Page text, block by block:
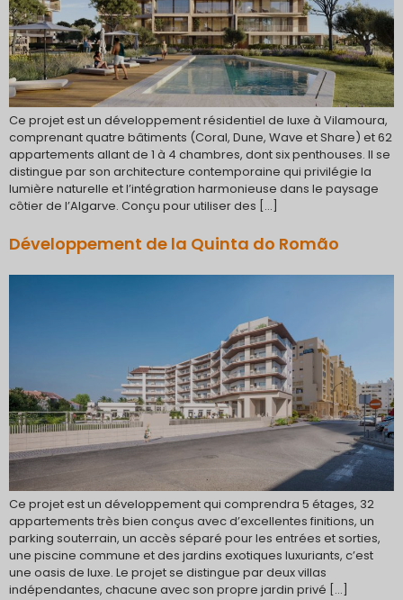
Ce projet est un développement résidentiel de luxe à Vilamoura,
comprenant quatre bâtiments (Coral, Dune, Wave et Share) et 62
appartements allant de 1 à 4 chambres, dont six penthouses. Il se
distingue par son architecture contemporaine qui privilégie la
lumière naturelle et l’intégration harmonieuse dans le paysage
côtier de l’Algarve. Conçu pour utiliser des […]
Développement de la Quinta do Romão
Ce projet est un développement qui comprendra 5 étages, 32
appartements très bien conçus avec d’excellentes finitions, un
parking souterrain, un accès séparé pour les entrées et sorties,
une piscine commune et des jardins exotiques luxuriants, c’est
une oasis de luxe. Le projet se distingue par deux villas
indépendantes, chacune avec son propre jardin privé […]